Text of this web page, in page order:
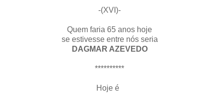
-(XVI)-
Quem faria 65 anos hoje
se estivesse entre nós seria
DAGMAR AZEVEDO
**********
Hoje é